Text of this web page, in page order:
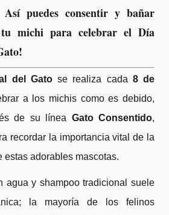
Así puedes consentir y bañar
michi para celebrar el Día
del Gatose realiza cada 8 de
a los michis como es debido,
de su línea Gato Consentido,
recordar la importancia vital de la
estas adorables mascotas.
agua y shampoo tradicional suele
la mayoría de los felinos